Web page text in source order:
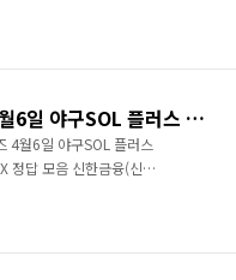
구 쏠퀴즈, OX퀴즈, 출석퀴
신한 쏠퀴즈 4월6일 야구SOL 플러스 출석(위드)플레이OX 정답 모음
4월6일 야구SOL 플러스
정답 모음 신한금융(신한
쏠퀴즈, OX퀴즈, 출석퀴